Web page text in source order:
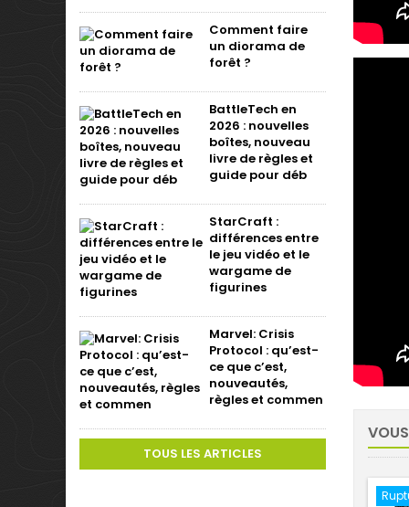
Comment faire
un diorama de
forêt ?
BattleTech en
2026 : nouvelles
boîtes, nouveau
livre de règles et
guide pour déb
StarCraft :
différences entre
le jeu vidéo et le
wargame de
figurines
Marvel: Crisis
Protocol : qu’est-
ce que c’est,
nouveautés,
règles et commen
TOUS LES ARTICLES